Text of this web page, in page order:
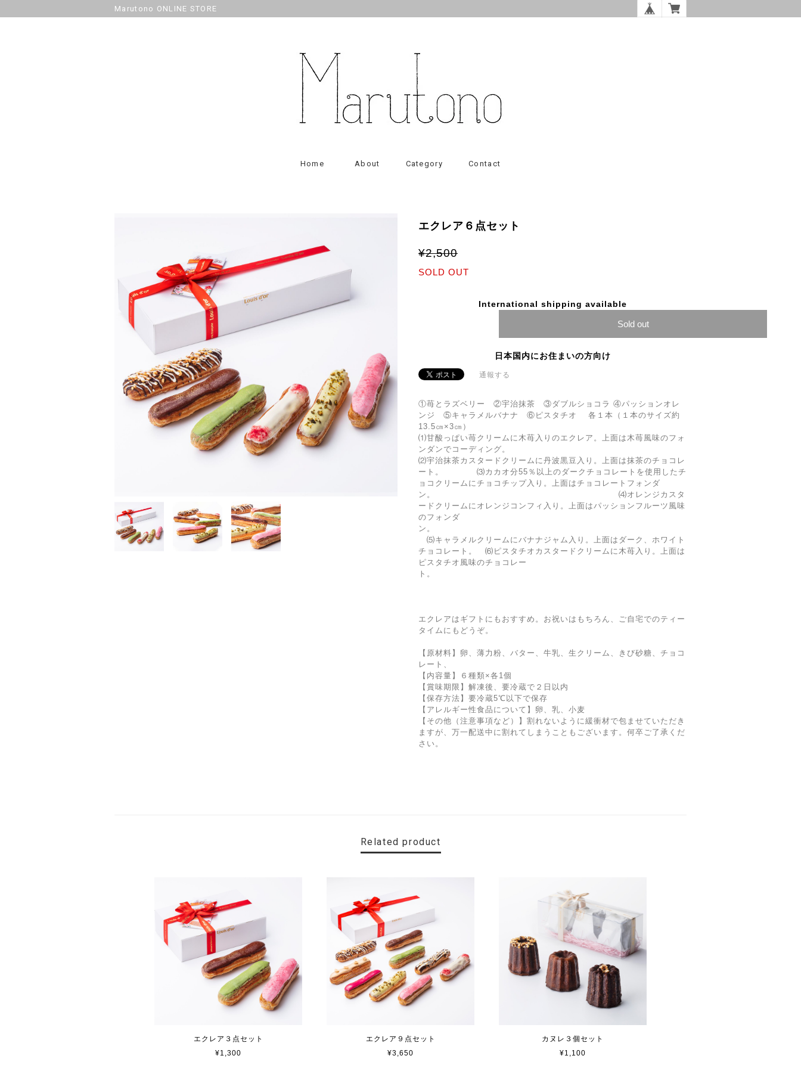
Marutono ONLINE STORE
Home About Category Contact
エクレア６点セット
¥2,500
SOLD OUT
International shipping available
Sold out
日本国内にお住まいの方向け
通報する
①苺とラズベリー ②宇治抹茶 ③ダブルショコラ ④パッションオレ
ンジ ⑤キャラメルバナナ ⑥ピスタチオ 各１本（１本のサイズ約
13.5㎝×3㎝）
⑴甘酸っぱい苺クリームに木苺入りのエクレア。上面は木苺風味のフォ
ンダンでコーディング。
⑵宇治抹茶カスタードクリームに丹波黒豆入り。上面は抹茶のチョコレ
ート。 ⑶カカオ分55％以上のダークチョコレートを使用したチ
ョコクリームにチョコチップ入り。上面はチョコレートフォンダ
ン。 ⑷オレンジカスタ
ードクリームにオレンジコンフィ入り。上面はパッションフルーツ風味
のフォンダ
ン。
⑸キャラメルクリームにバナナジャム入り。上面はダーク、ホワイト
チョコレート。 ⑹ピスタチオカスタードクリームに木苺入り。上面は
ピスタチオ風味のチョコレー
ト。
エクレアはギフトにもおすすめ。お祝いはもちろん、ご自宅でのティー
タイムにもどうぞ。
【原材料】卵、薄力粉、バター、牛乳、生クリーム、きび砂糖、チョコ
レート、
【内容量】６種類×各1個
【賞味期限】解凍後、要冷蔵で２日以内
【保存方法】要冷蔵5℃以下で保存
【アレルギー性食品について】卵、乳、小麦
【その他（注意事項など）】割れないように緩衝材で包ませていただき
ますが、万一配送中に割れてしまうこともございます。何卒ご了承くだ
さい。
Related product
エクレア３点セット
¥1,300
エクレア９点セット
¥3,650
カヌレ３個セット
¥1,100